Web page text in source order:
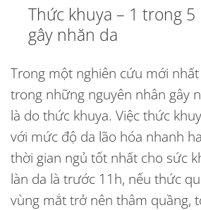
Thức khuya – 1 trong
gây nhăn da
Trong một nghiên cứu mới
trong những nguyên nhân gây
là do thức khuya. Việc thức
với mức độ da lão hóa nhanh
thời gian ngủ tốt nhất cho sức
làn da là trước 11h, nếu thức
vùng mắt trở nên thâm quầng,